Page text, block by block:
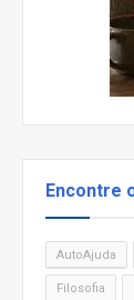
Encontre
AutoAjuda
Filosofia